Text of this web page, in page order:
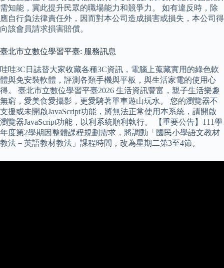
需知能，冀此提升民眾的職場能力和競爭力。 如有違反時，除
應自行負法律責任外，因而對本公司造成損害或損失，本公司得
向該會員請求損害賠償。
臺北市立數位學習平臺: 服務訊息
哇哇3C日誌替大家收藏各種3C資訊，電腦上蒐藏實用的綠色軟
體與免安裝軟體，評測各類手機與平板，與生活家電的使用心
得。 臺北市立數位學習平臺2026 生活資訊豐富，親子生活樂趣
無窮，愛美食愛攝影，更愛騎著單車遊山玩水。 您的瀏覽器不
支援或未開啟JavaScript功能，將無法正常使用本系統，請開啟
瀏覽器JavaScript功能，以利系統順利執行。 【重要公告】111學
年度第2學期因整體課程規劃需求，將調動「國民小學語文教材
教法－英語教材教法」課程時間，改為星期二第3至4節。